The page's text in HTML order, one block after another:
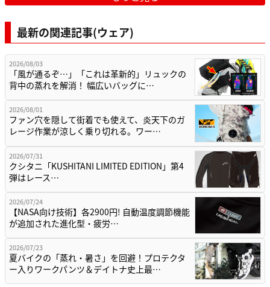
最新の関連記事(ウェア)
2026/08/03
「風が通るぞ…」「これは革新的」リュックの
背中の蒸れを解消！ 幅広いバッグに…
2026/08/01
ファン穴を隠して街着でも使えて、炎天下のガ
レージ作業が涼しく乗り切れる。ワー…
2026/07/31
クシタニ「KUSHITANI LIMITED EDITION」第4
弾はレース…
2026/07/24
【NASA向け技術】各2900円! 自動温度調節機能
が追加された進化型・疲労…
2026/07/23
夏バイクの「蒸れ・暑さ」を回避！プロテクタ
ー入りワークパンツ＆デイトナ史上最…